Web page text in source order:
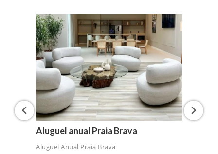
Aluguel anual Praia Brava
Aluguel Anual Praia Brava